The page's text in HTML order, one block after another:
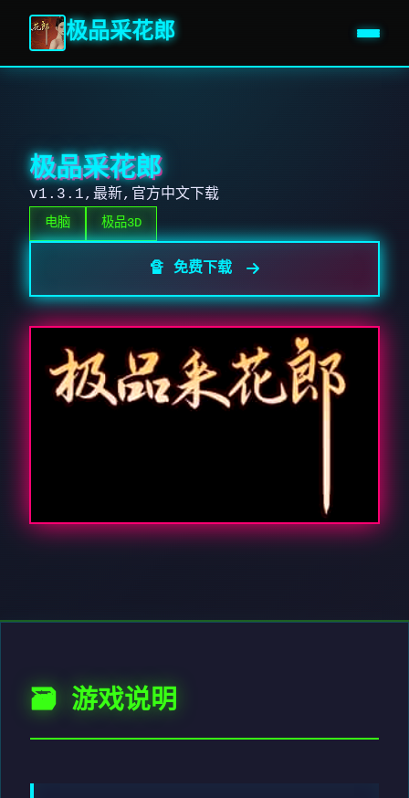
极品采花郎
极品采花郎
v1.3.1,最新,官方中文下载
电脑 极品3D
🔏 免费下载
🗃️ 游戏说明